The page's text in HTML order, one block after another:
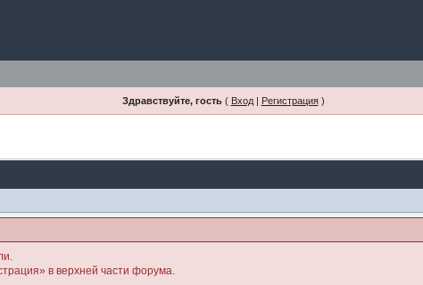
Здравствуйте, гость( Вход| Регистрация)
в верхней части форума.